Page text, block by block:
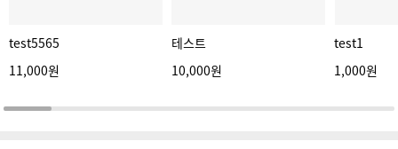
test5565
11,000원
테스트
10,000원
test1
1,000원